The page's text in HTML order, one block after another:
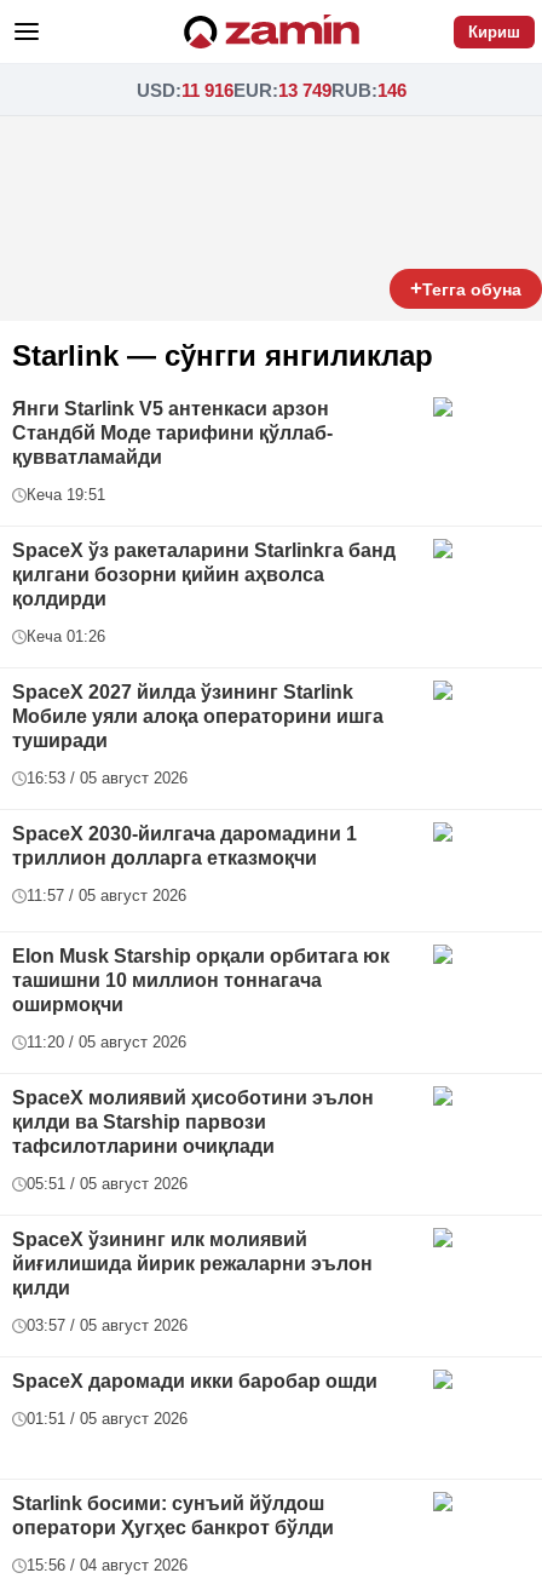
Кириш
USD:11 916EUR:13 749RUB:146
+Тегга обуна
Starlink — сўнгги янгиликлар
Янги Starlink V5 антенкаси арзон
Стандбй Моде тарифини қўллаб-
қувватламайди
Кеча 19:51
SpaceX ўз ракеталарини Starlinkга банд
қилгани бозорни қийин аҳволса
қолдирди
Кеча 01:26
SpaceX 2027 йилда ўзининг Starlink
Мобиле уяли алоқа операторини ишга
туширади
16:53 / 05 август 2026
SpaceX 2030-йилгача даромадини 1
триллион долларга етказмоқчи
11:57 / 05 август 2026
Elon Musk Starship орқали орбитага юк
ташишни 10 миллион тоннагача
оширмоқчи
11:20 / 05 август 2026
SpaceX молиявий ҳисоботини эълон
қилди ва Starship парвози
тафсилотларини очиқлади
05:51 / 05 август 2026
SpaceX ўзининг илк молиявий
йиғилишида йирик режаларни эълон
қилди
03:57 / 05 август 2026
SpaceX даромади икки баробар ошди
01:51 / 05 август 2026
Starlink босими: сунъий йўлдош
оператори Ҳугҳес банкрот бўлди
15:56 / 04 август 2026